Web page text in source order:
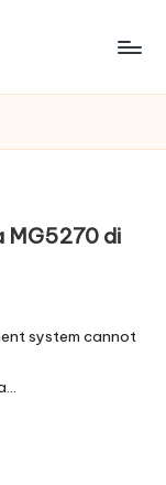
MG5270 di
system cannot